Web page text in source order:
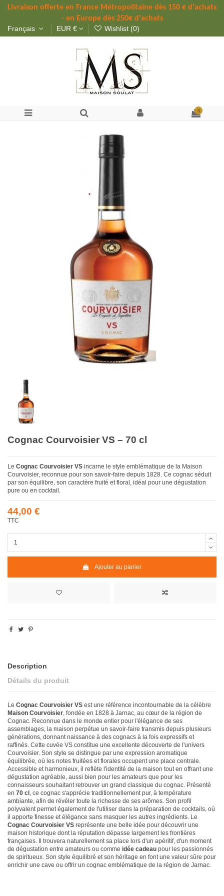
Livraison offerte en France Métropolitaine dès 150 € d'achats
- en Europe dès 250€ d'achats
Français EUR € Wishlist (0)
0
Cognac Courvoisier VS – 70 cl
Le Cognac Courvoisier VS incarne le style emblématique de la Maison
Courvoisier, reconnue pour son savoir-faire depuis 1828. Ce cognac séduit
par son équilibre, son caractère fruité et floral, idéal pour une dégustation
pure ou en cocktail.
44,00 €
TTC
Ajouter au panier
Description
Détails du produit
Le Cognac Courvoisier VS est une référence incontournable de la célèbre
Maison Courvoisier, fondée en 1828 à Jarnac, au cœur de la région de
Cognac. Reconnue dans le monde entier pour l'élégance de ses
assemblages, la maison perpétue un savoir-faire transmis depuis plusieurs
générations, donnant naissance à des cognacs à la fois expressifs et
raffinés. Cette cuvée VS constitue une excellente découverte de l'univers
Courvoisier. Son style se distingue par une expression aromatique
équilibrée, où les notes fruitées et florales occupent une place centrale.
Accessible et harmonieux, il reflète l'identité de la maison tout en offrant une
dégustation agréable, aussi bien pour les amateurs que pour les
connaisseurs souhaitant retrouver un grand classique du cognac. Présenté
en 70 cl , ce cognac s'apprécie traditionnellement pur, à température
ambiante, afin de révéler toute la richesse de ses arômes. Son profil
polyvalent permet également de l'utiliser dans la préparation de cocktails, où
il apporte finesse et élégance sans masquer les autres ingrédients. Le
Cognac Courvoisier VS représente une belle idée pour découvrir une
maison historique dont la réputation dépasse largement les frontières
françaises. Il trouvera naturellement sa place lors d'un apéritif, d'un moment
de dégustation entre amateurs ou comme idée cadeau pour les passionnés
de spiritueux. Son style équilibré et son héritage en font une valeur sûre pour
enrichir une cave ou offrir un cognac emblématique de la région de Jarnac.